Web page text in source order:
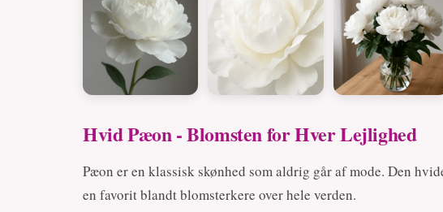
Hvid Pæon - Blomsten for Hver Lejlighed
Pæon er en klassisk skønhed som aldrig går af mode. Den
en favorit blandt blomsterkere over hele verden.